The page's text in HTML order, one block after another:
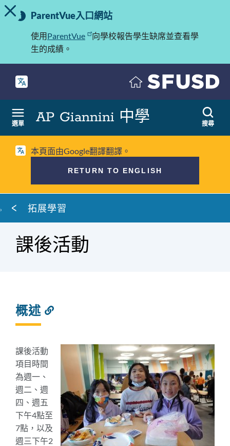
跳
至
重
切換提示訊息
ParentVue入口網站
使用ParentVue
向學校報告學生缺席並查看學
生的成績。
AP Giannini 中學
選單 搜尋
本頁面由Google翻譯翻譯。
RETURN TO ENGLISH
拓展學習
課後活動
概述
此
課後活動
項目時間
為週一、
週二、週
四、週五
下午4點至
7點，以及
週三下午2